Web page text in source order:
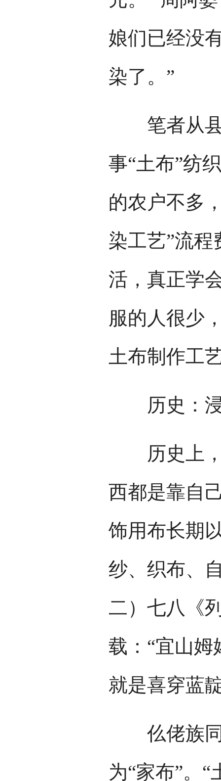
娘们已经没
染了。”
笔者从县
事“土布”纺
的农户不多
染工艺”流
活，真正学
服的人很少
土布制作工
历史：浸
历史上，
西都是靠自
饰用布长期
纱、织布、
二）七八《
载：“宜山
就是喜穿蓝
仫佬族同
为“家布”。